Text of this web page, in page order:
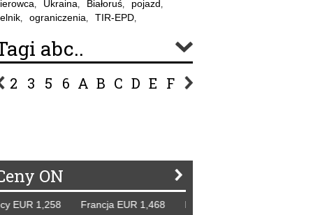
, Ukraina, Białoruś, pojazd,
, ograniczenia, TIR-EPD,
abc..
2 3 5 6 A B C D E F G
ON
1,258 Francja EUR 1,468 Hiszpania EUR 1,229 WB